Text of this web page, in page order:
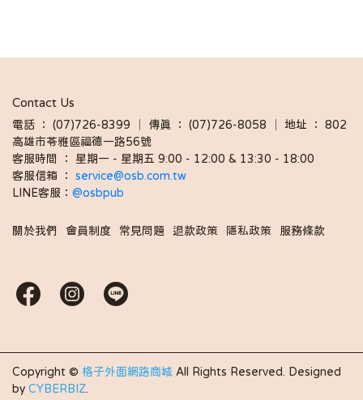
Contact Us
電話 ： (07)726-8399 │ 傳真 ： (07)726-8058 │ 地址 ： 802
高雄市苓雅區福德一路56號
客服時間 ： 星期一 - 星期五 9:00 - 12:00 & 13:30 - 18:00
客服信箱 ： service@osb.com.tw
LINE客服： @osbpub
關於我們 會員制度 常見問題 退款政策 隱私政策 服務條款
Copyright © 格子外面網路商城 All Rights Reserved. Designed
by CYBERBIZ.